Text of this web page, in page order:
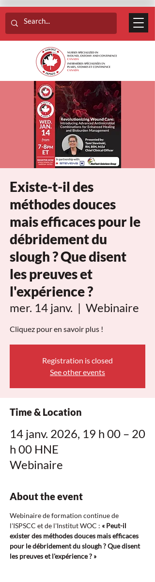
Existe-t-il des
méthodes douces
mais efficaces pour le
débridement du
slough ? Que disent
les preuves et
l'expérience ?
mer. 14 janv.
  |
Webinaire
Cliquez pour en savoir plus !
Registration is closed
See other events
Time & Location
14 janv. 2026, 19 h 00 – 20
h 00 HNE
Webinaire
About the event
Webinaire de formation continue de
l'ISPSCC et de l'Institut WOC : « Peut-il
exister des méthodes douces mais efficaces
pour le débridement du slough ? Que disent
les preuves et l'expérience ? »